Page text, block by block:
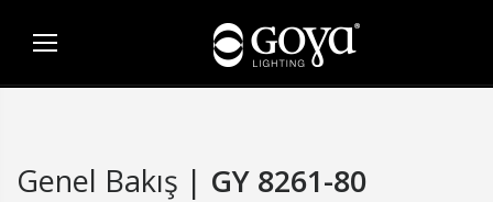
Genel Bakış | GY 8261-80